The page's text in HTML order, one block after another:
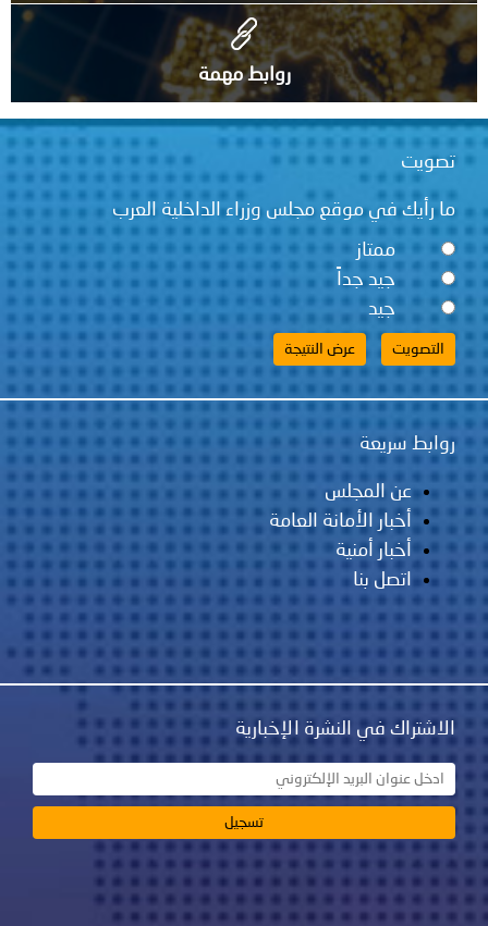
روابط مهمة
تصويت
ما رأيك في موقع مجلس وزراء الداخلية العرب
ممتاز
جيد جداً
جيد
روابط سريعة
عن المجلس
أخبار الأمانة العامة
أخبار أمنية
اتصل بنا
الاشتراك في النشرة الإخبارية